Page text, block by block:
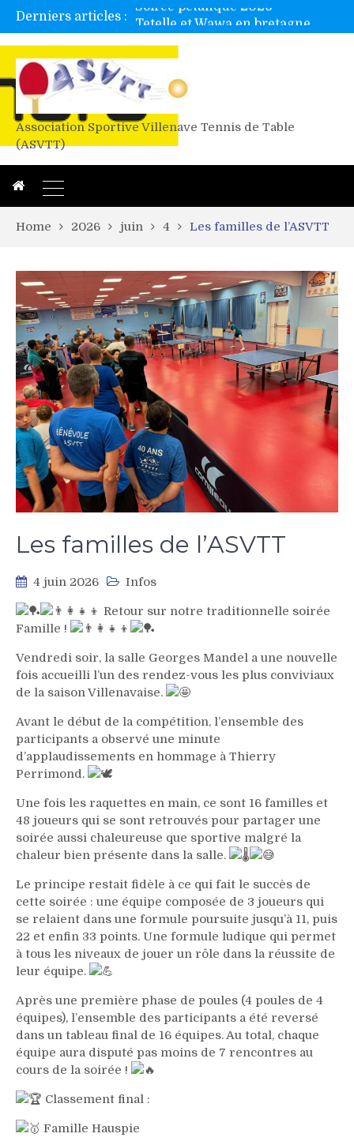
Derniers articles :
Tetelle et Wawa en bretagne
Alex valide l’EF
Titres de Gironde loisirs 2026
Association Sportive Villenave Tennis de Table
(ASVTT)
Home 2026 juin 4 Les familles de l’ASVTT
Les familles de l’ASVTT
4 juin 2026 Infos
Retour sur notre traditionnelle soirée
Famille !
Vendredi soir, la salle Georges Mandel a une nouvelle
fois accueilli l’un des rendez-vous les plus conviviaux
de la saison Villenavaise.
Avant le début de la compétition, l’ensemble des
participants a observé une minute
d’applaudissements en hommage à Thierry
Perrimond.
Une fois les raquettes en main, ce sont 16 familles et
48 joueurs qui se sont retrouvés pour partager une
soirée aussi chaleureuse que sportive malgré la
chaleur bien présente dans la salle.
Le principe restait fidèle à ce qui fait le succès de
cette soirée : une équipe composée de 3 joueurs qui
se relaient dans une formule poursuite jusqu’à 11, puis
22 et enfin 33 points. Une formule ludique qui permet
à tous les niveaux de jouer un rôle dans la réussite de
leur équipe.
Après une première phase de poules (4 poules de 4
équipes), l’ensemble des participants a été reversé
dans un tableau final de 16 équipes. Au total, chaque
équipe aura disputé pas moins de 7 rencontres au
cours de la soirée !
Classement final :
Famille Hauspie